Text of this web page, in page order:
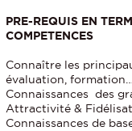
PRE-REQUIS EN
COMPETENCES
Connaître les
évaluation,
Connaissances des
Attractivité &
Connaissances de